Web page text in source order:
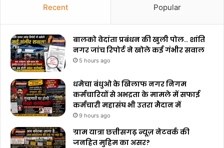
Recent Popular
बालको वेदांता प्रबंधन की खुली पोल.. शांति
नगर जांच रिपोर्ट ने खोले कई गंभीर सवाल
5 hours ago
धमेचा बंधुओ के खिलाफ नगर निगम
कर्मचारियों से अभद्रता के मामले में सफाई
कर्मचारी महासंघ भी उतरा मैदान में
9 hours ago
ग्राम यात्रा छत्तीसगढ़ न्यूज़ नेटवर्क की
जनहित मुहिम का असर?